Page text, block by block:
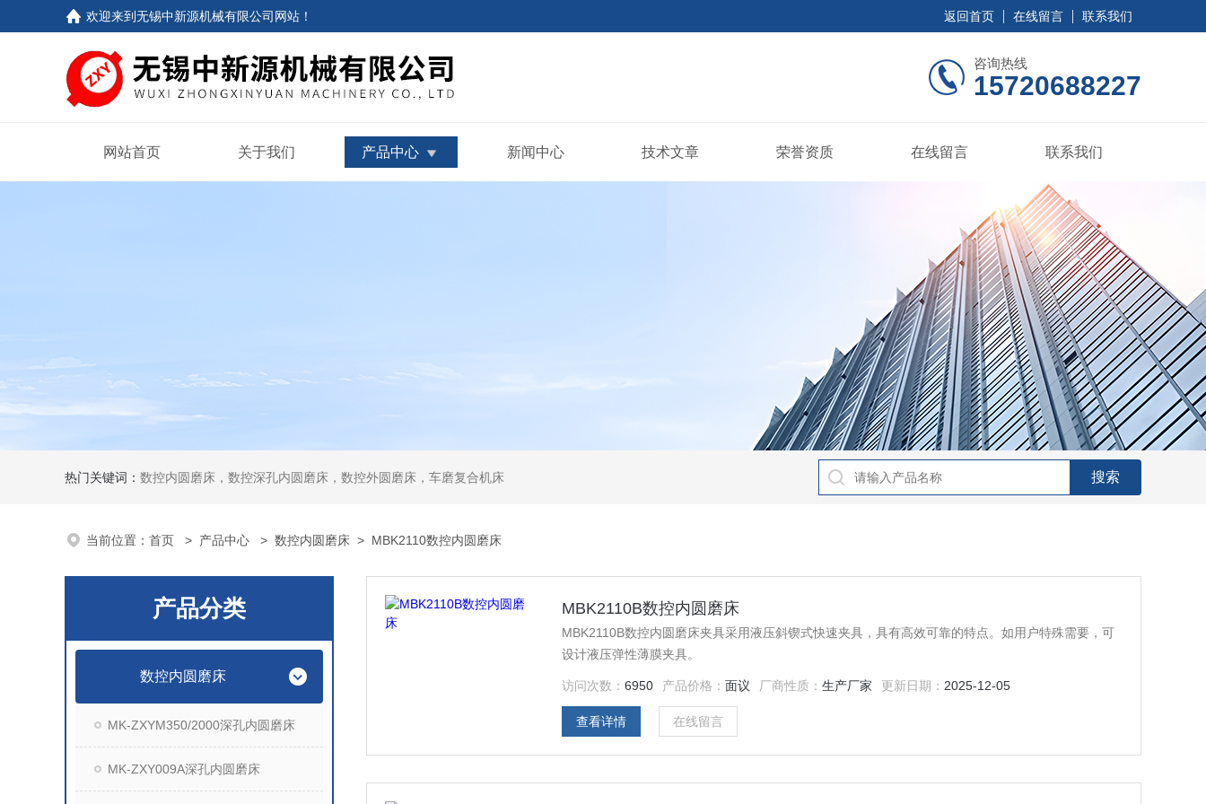
欢迎来到无锡中新源机械有限公司网站 ！ 返回首页 在线留言 联系我们
咨询热线
15720688227
网站首页 关于我们 产品中心 新闻中心 技术文章 荣誉资质 在线留言 联系我们
热门关键词： 数控内圆磨床，数控深孔内圆磨床，数控外圆磨床，车磨复合机床
当前位置： 首页 > 产品中心 > 数控内圆磨床 > MBK2110数控内圆磨床
产品分类
数控内圆磨床
MK-ZXYM350/2000深孔内圆磨床
MK-ZXY009A深孔内圆磨床
MBK2110B数控内圆磨床
MBK2110B数控内圆磨床夹具采用液压斜锲式快速夹具，具有高效可靠的特点。如用户特殊需要，可
设计液压弹性薄膜夹具。
访问次数：6950 产品价格：面议 厂商性质：生产厂家 更新日期： 2025-12-05
查看详情 在线留言